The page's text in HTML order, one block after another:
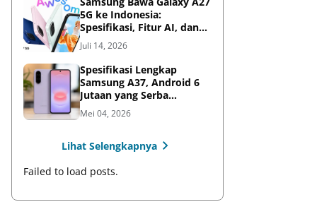
5G ke Indonesia:
Spesifikasi, Fitur AI, dan
Harga Resmi
Juli 14, 2026
Spesifikasi Lengkap
Samsung A37, Android 6
Jutaan yang Serba
Lengkap
Mei 04, 2026
Lihat Selengkapnya
Failed to load posts.